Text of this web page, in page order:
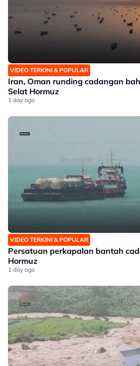
VIDEO TERKINI & POPULAR
Iran, Oman runding cadangan
Selat Hormuz
1 day ago
VIDEO TERKINI & POPULAR
Persatuan perkapalan bantah
Hormuz
1 day ago